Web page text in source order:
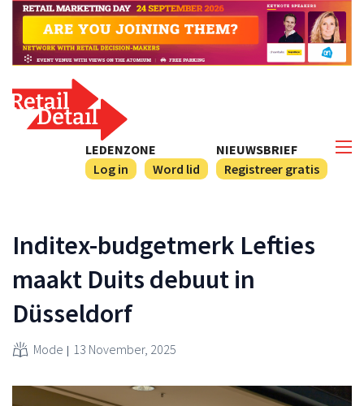
NIEUWSBRIEF
Registreer gratis
LEDENZONE
Log in
Word lid
Inditex-budgetmerk Lefties
maakt Duits debuut in
Düsseldorf
Mode 13 November, 2025